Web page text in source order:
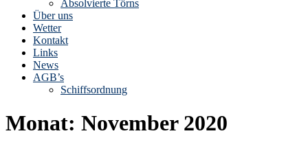
Absolvierte Törns
Über uns
Wetter
Kontakt
Links
News
AGB’s
Schiffsordnung
Monat: November 2020